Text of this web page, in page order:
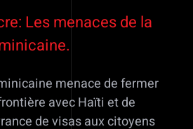
Les menaces de la
menace de fermer
avec Haïti et de
de visas aux citoyens